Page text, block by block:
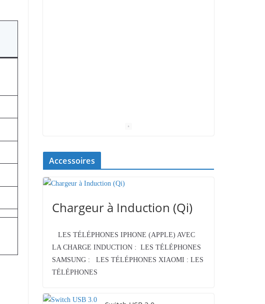
Accessoires
Chargeur à Induction (Qi)
LES TÉLÉPHONES IPHONE (APPLE) AVEC
LA CHARGE INDUCTION : LES TÉLÉPHONES
SAMSUNG : LES TÉLÉPHONES XIAOMI : LES
TÉLÉPHONES